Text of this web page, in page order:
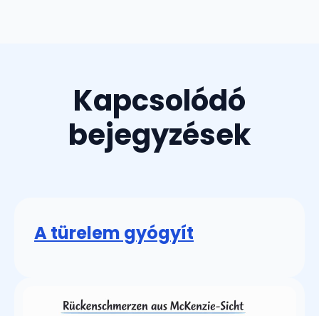
Kapcsolódó
bejegyzések
A türelem gyógyít